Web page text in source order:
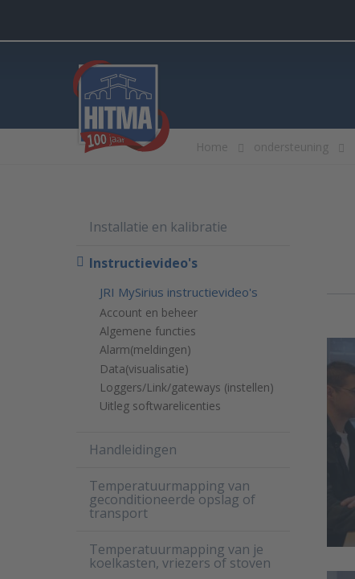
Home ondersteuning
Installatie en kalibratie
Instructievideo's
JRI MySirius instructievideo's
Account en beheer
Algemene functies
Alarm(meldingen)
Data(visualisatie)
Loggers/Link/gateways (instellen)
Uitleg softwarelicenties
Handleidingen
Temperatuurmapping van
geconditioneerde opslag of
transport
Temperatuurmapping van je
koelkasten, vriezers of stoven